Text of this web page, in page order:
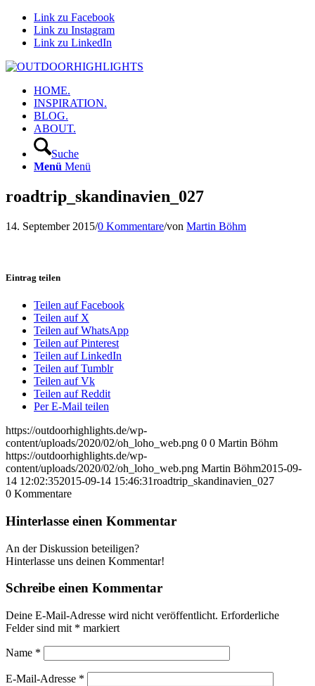
Link zu Facebook
Link zu Instagram
Link zu LinkedIn
HOME.
INSPIRATION.
BLOG.
ABOUT.
Suche
Menü Menü
roadtrip_skandinavien_027
14. September 2015/0 Kommentare/von Martin Böhm
Eintrag teilen
Teilen auf Facebook
Teilen auf X
Teilen auf WhatsApp
Teilen auf Pinterest
Teilen auf LinkedIn
Teilen auf Tumblr
Teilen auf Vk
Teilen auf Reddit
Per E-Mail teilen
https://outdoorhighlights.de/wp-
content/uploads/2020/02/oh_loho_web.png 0 0 Martin Böhm
https://outdoorhighlights.de/wp-
content/uploads/2020/02/oh_loho_web.png Martin Böhm2015-09-
14 12:02:352015-09-14 15:46:31roadtrip_skandinavien_027
0 Kommentare
Hinterlasse einen Kommentar
An der Diskussion beteiligen?
Hinterlasse uns deinen Kommentar!
Schreibe einen Kommentar
Deine E-Mail-Adresse wird nicht veröffentlicht. Erforderliche
Felder sind mit * markiert
Name *
E-Mail-Adresse *